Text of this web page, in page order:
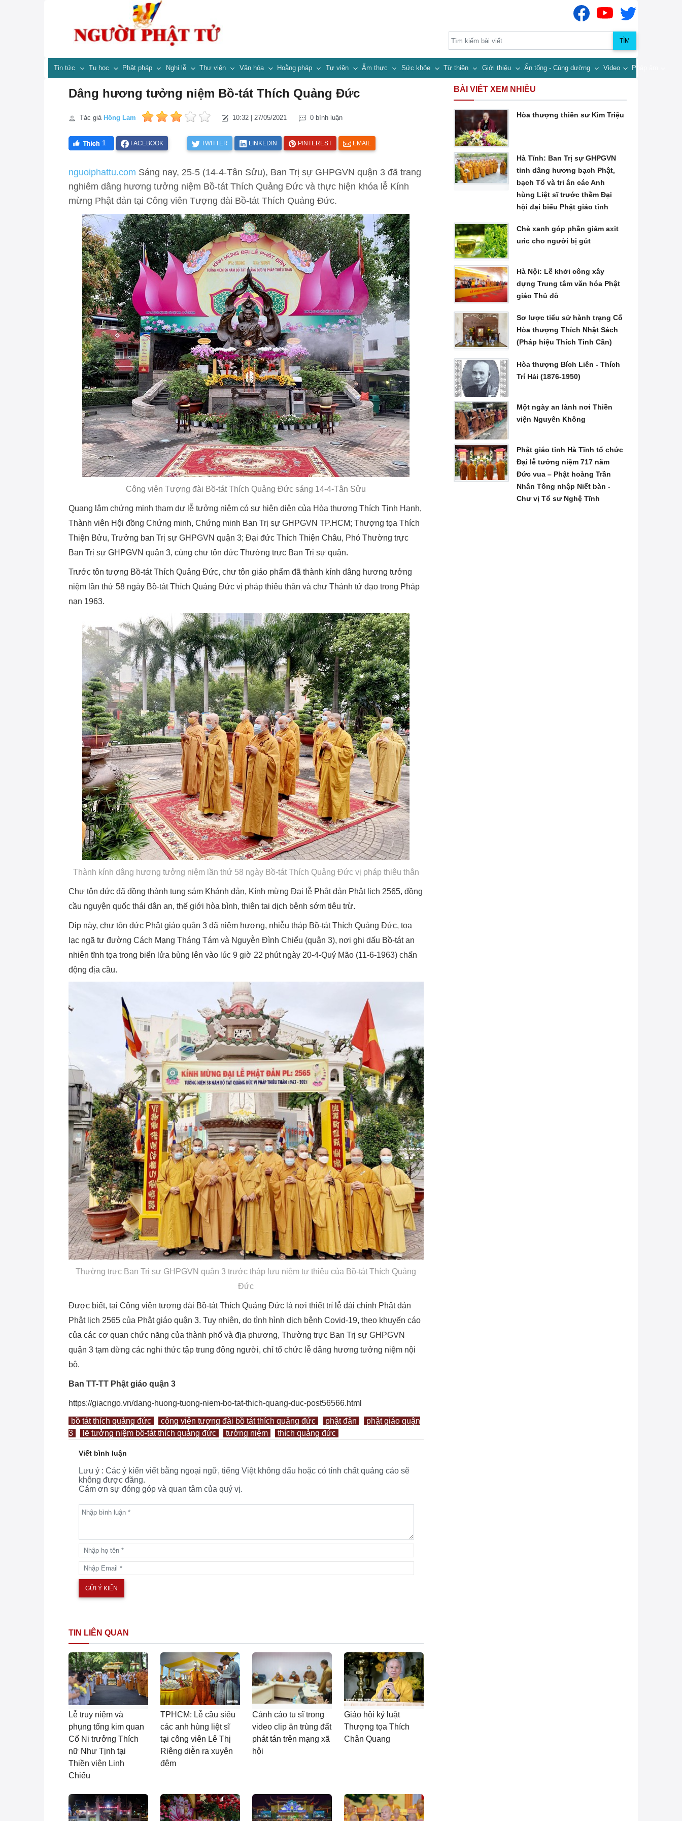
TÌM
Tin tức Tu học Phật pháp Nghi lễ Thư viện Văn hóa Hoằng pháp Tự viện Ẩm thực Sức khỏe Từ thiện Giới thiệu Ấn tống - Cúng dường Video Pháp âm
Dâng hương tưởng niệm Bồ-tát Thích Quảng Đức
Tác giả Hồng Lam 10:32 | 27/05/2021 0 bình luận
1 FACEBOOK TWITTER LINKEDIN PINTEREST EMAIL
nguoiphattu.com Sáng nay, 25-5 (14-4-Tân Sửu), Ban Trị sự GHPGVN quận 3 đã trang
nghiêm dâng hương tưởng niệm Bồ-tát Thích Quảng Đức và thực hiện khóa lễ Kính
mừng Phật đản tại Công viên Tượng đài Bồ-tát Thích Quảng Đức.
Công viên Tượng đài Bồ-tát Thích Quảng Đức sáng 14-4-Tân Sửu
Quang lâm chứng minh tham dự lễ tưởng niệm có sự hiện diện của Hòa thượng Thích Tịnh Hạnh,
Thành viên Hội đồng Chứng minh, Chứng minh Ban Trị sự GHPGVN TP.HCM; Thượng tọa Thích
Thiện Bửu, Trưởng ban Trị sự GHPGVN quận 3; Đại đức Thích Thiện Châu, Phó Thường trực
Ban Trị sự GHPGVN quận 3, cùng chư tôn đức Thường trực Ban Trị sự quận.
Trước tôn tượng Bồ-tát Thích Quảng Đức, chư tôn giáo phẩm đã thành kính dâng hương tưởng
niệm lần thứ 58 ngày Bồ-tát Thích Quảng Đức vị pháp thiêu thân và chư Thánh tử đạo trong Pháp
nạn 1963.
Thành kính dâng hương tưởng niệm lần thứ 58 ngày Bồ-tát Thích Quảng Đức vị pháp thiêu thân
Chư tôn đức đã đồng thành tụng sám Khánh đản, Kính mừng Đại lễ Phật đản Phật lịch 2565, đồng
cầu nguyện quốc thái dân an, thế giới hòa bình, thiên tai dịch bệnh sớm tiêu trừ.
Dịp này, chư tôn đức Phật giáo quận 3 đã niêm hương, nhiễu tháp Bồ-tát Thích Quảng Đức, tọa
lạc ngã tư đường Cách Mạng Tháng Tám và Nguyễn Đình Chiểu (quận 3), nơi ghi dấu Bồ-tát an
nhiên tĩnh tọa trong biển lửa bùng lên vào lúc 9 giờ 22 phút ngày 20-4-Quý Mão (11-6-1963) chấn
động địa cầu.
Thường trực Ban Trị sự GHPGVN quận 3 trước tháp lưu niệm tự thiêu của Bồ-tát Thích Quảng
Đức
Được biết, tại Công viên tượng đài Bồ-tát Thích Quảng Đức là nơi thiết trí lễ đài chính Phật đản
Phật lịch 2565 của Phật giáo quận 3. Tuy nhiên, do tình hình dịch bệnh Covid-19, theo khuyến cáo
của các cơ quan chức năng của thành phố và địa phương, Thường trực Ban Trị sự GHPGVN
quận 3 tạm dừng các nghi thức tập trung đông người, chỉ tổ chức lễ dâng hương tưởng niệm nội
bộ.
Ban TT-TT Phật giáo quận 3
https://giacngo.vn/dang-huong-tuong-niem-bo-tat-thich-quang-duc-post56566.html
bồ tát thích quảng đức công viên tượng đài bồ tát thích quảng đức phật đản
phật giáo quận
3
lễ tưởng niệm bồ-tát thích quảng đức tưởng niệm thích quảng đức
Viết bình luận
Lưu ý : Các ý kiến viết bằng ngoại ngữ, tiếng Việt không dấu hoặc có tính chất quảng cáo sẽ
không được đăng.
Cám ơn sự đóng góp và quan tâm của quý vị.
TIN LIÊN QUAN
Lễ truy niệm và
phụng tống kim quan
Cố Ni trưởng Thích
nữ Như Tịnh tại
Thiền viện Linh
Chiếu
TPHCM: Lễ cầu siêu
các anh hùng liệt sĩ
tại công viên Lê Thị
Riêng diễn ra xuyên
đêm
Cảnh cáo tu sĩ trong
video clip ăn trùng đất
phát tán trên mạng xã
hội
Giáo hội kỷ luật
Thượng tọa Thích
Chân Quang
BÀI VIẾT XEM NHIỀU
Hòa thượng thiền sư Kim Triệu
Hà Tĩnh: Ban Trị sự GHPGVN
tỉnh dâng hương bạch Phật,
bạch Tổ và tri ân các Anh
hùng Liệt sĩ trước thềm Đại
hội đại biểu Phật giáo tỉnh
Chè xanh góp phần giảm axit
uric cho người bị gút
Hà Nội: Lễ khởi công xây
dựng Trung tâm văn hóa Phật
giáo Thủ đô
Sơ lược tiểu sử hành trạng Cố
Hòa thượng Thích Nhật Sách
(Pháp hiệu Thích Tinh Cần)
Hòa thượng Bích Liên - Thích
Trí Hải (1876-1950)
Một ngày an lành nơi Thiền
viện Nguyên Không
Phật giáo tỉnh Hà Tĩnh tổ chức
Đại lễ tưởng niệm 717 năm
Đức vua – Phật hoàng Trần
Nhân Tông nhập Niết bàn -
Chư vị Tổ sư Nghệ Tĩnh